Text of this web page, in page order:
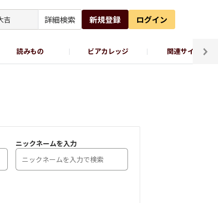
詳細検索 新規登録 ログイン
読みもの ビアカレッジ 関連サイト
ニックネームを入力